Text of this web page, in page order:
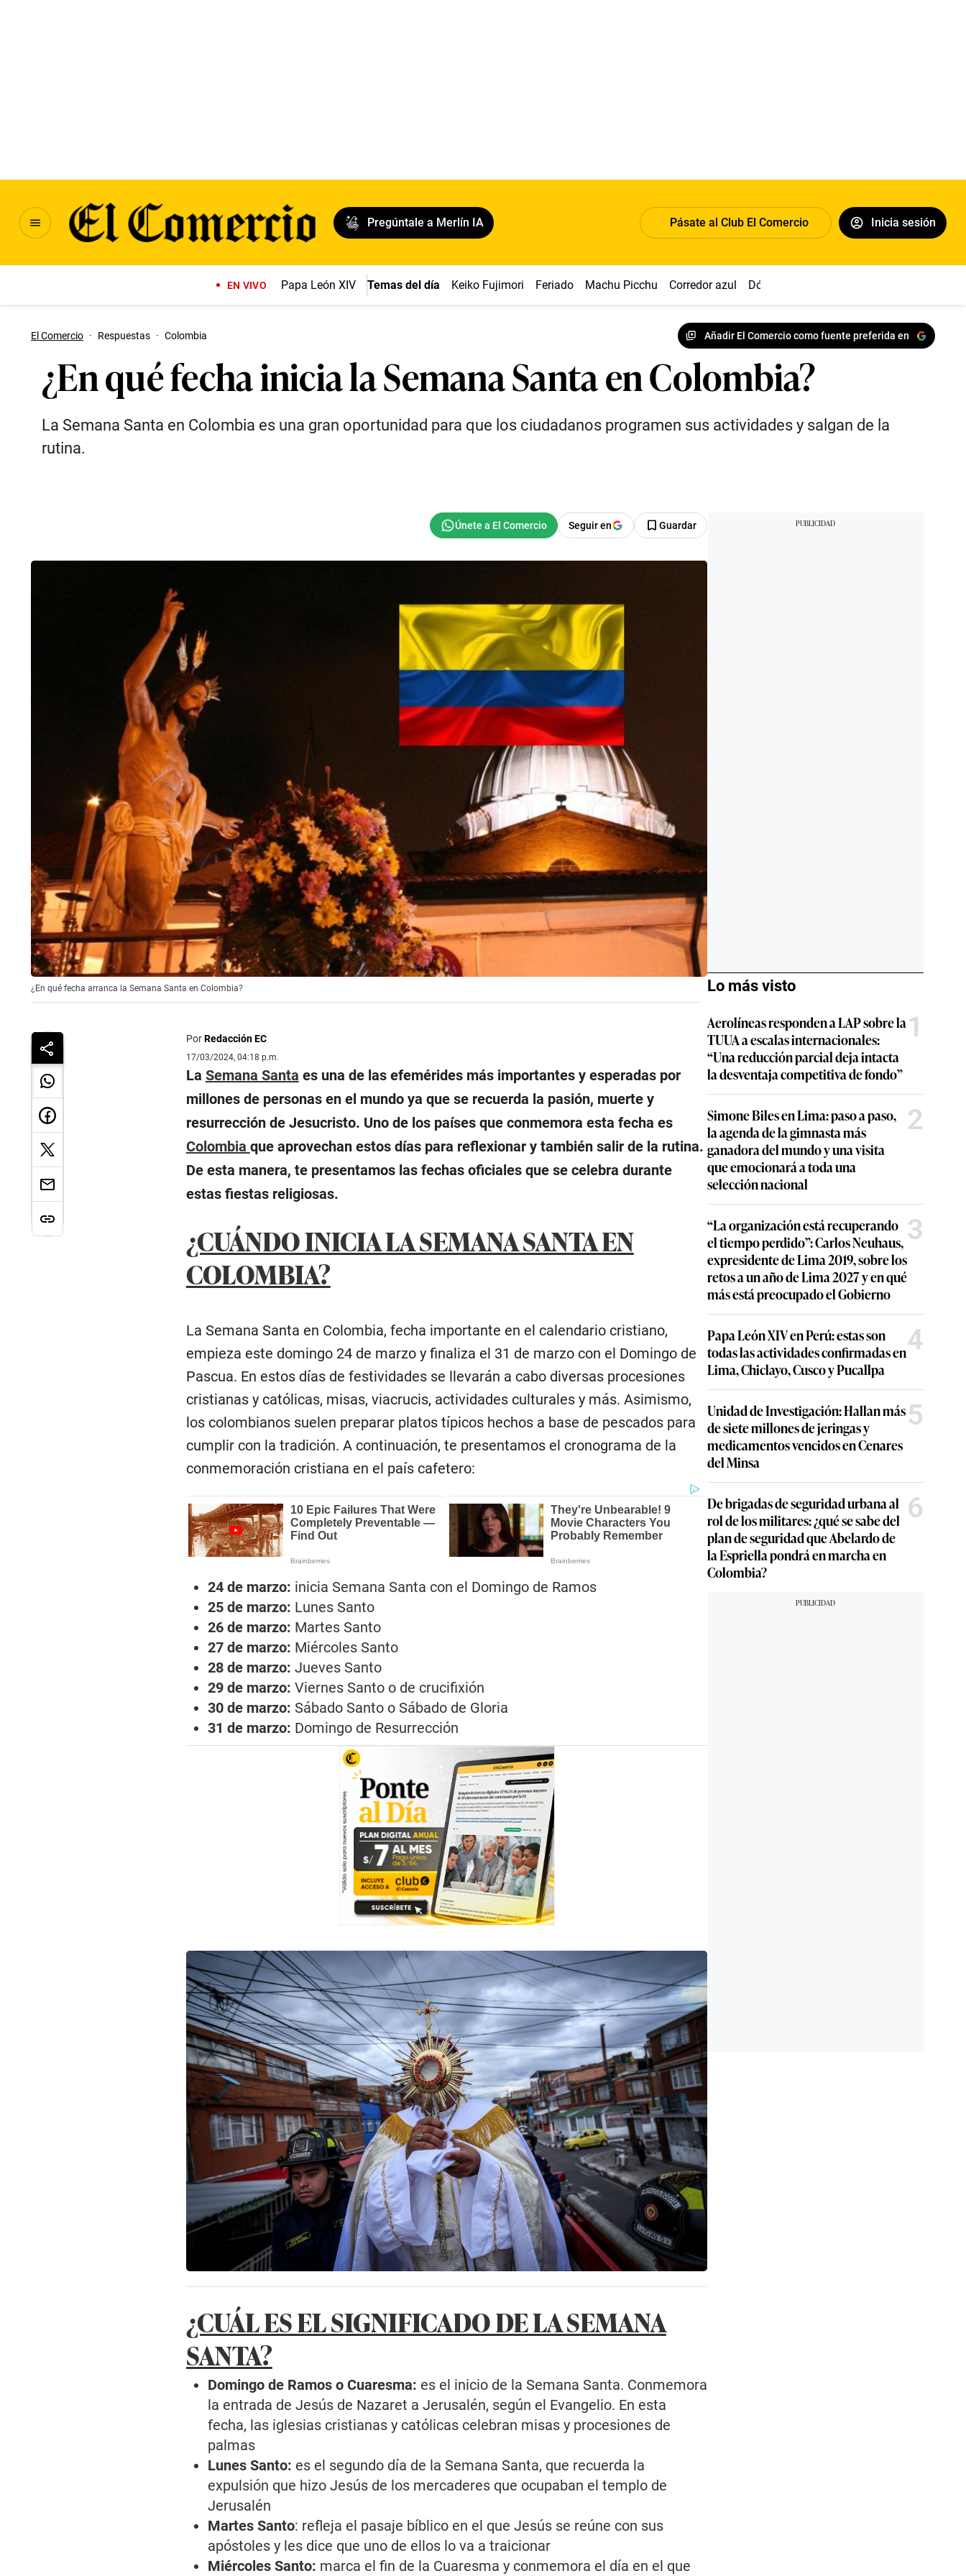
Pregúntale a Merlín IA Pásate al Club El Comercio Inicia sesión
EN VIVO Papa León XIV Temas del día Keiko Fujimori Feriado Machu Picchu Corredor azul Dólar
El Comercio · Respuestas · Colombia Añadir El Comercio como fuente preferida en
¿En qué fecha inicia la Semana Santa en Colombia?
La Semana Santa en Colombia es una gran oportunidad para que los ciudadanos programen sus actividades y salgan de la
rutina.
Seguir en Guardar
¿En qué fecha arranca la Semana Santa en Colombia?
PorRedacción EC
17/03/2024, 04:18 p.m.
La Semana Santa es una de las efemérides más importantes y esperadas por
millones de personas en el mundo ya que se recuerda la pasión, muerte y
resurrección de Jesucristo. Uno de los países que conmemora esta fecha es
Colombia que aprovechan estos días para reflexionar y también salir de la rutina.
De esta manera, te presentamos las fechas oficiales que se celebra durante
estas fiestas religiosas.
¿CUÁNDO INICIA LA SEMANA SANTA EN
COLOMBIA?
La Semana Santa en Colombia, fecha importante en el calendario cristiano,
empieza este domingo 24 de marzo y finaliza el 31 de marzo con el Domingo de
Pascua. En estos días de festividades se llevarán a cabo diversas procesiones
cristianas y católicas, misas, viacrucis, actividades culturales y más. Asimismo,
los colombianos suelen preparar platos típicos hechos a base de pescados para
cumplir con la tradición. A continuación, te presentamos el cronograma de la
conmemoración cristiana en el país cafetero:
24 de marzo: inicia Semana Santa con el Domingo de Ramos
25 de marzo: Lunes Santo
26 de marzo: Martes Santo
27 de marzo: Miércoles Santo
28 de marzo: Jueves Santo
29 de marzo: Viernes Santo o de crucifixión
30 de marzo: Sábado Santo o Sábado de Gloria
31 de marzo: Domingo de Resurrección
¿CUÁL ES EL SIGNIFICADO DE LA SEMANA
SANTA?
Domingo de Ramos o Cuaresma: es el inicio de la Semana Santa. Conmemora
la entrada de Jesús de Nazaret a Jerusalén, según el Evangelio. En esta
fecha, las iglesias cristianas y católicas celebran misas y procesiones de
palmas
Lunes Santo: es el segundo día de la Semana Santa, que recuerda la
expulsión que hizo Jesús de los mercaderes que ocupaban el templo de
Jerusalén
Martes Santo: refleja el pasaje bíblico en el que Jesús se reúne con sus
apóstoles y les dice que uno de ellos lo va a traicionar
Miércoles Santo: marca el fin de la Cuaresma y conmemora el día en el que
Lo más visto
Aerolíneas responden a LAP sobre la
TUUA a escalas internacionales:
“Una reducción parcial deja intacta
la desventaja competitiva de fondo”
1
Simone Biles en Lima: paso a paso,
la agenda de la gimnasta más
ganadora del mundo y una visita
que emocionará a toda una
selección nacional
2
“La organización está recuperando
el tiempo perdido”: Carlos Neuhaus,
expresidente de Lima 2019, sobre los
retos a un año de Lima 2027 y en qué
más está preocupado el Gobierno
3
Papa León XIV en Perú: estas son
todas las actividades confirmadas en
Lima, Chiclayo, Cusco y Pucallpa
4
Unidad de Investigación: Hallan más
de siete millones de jeringas y
medicamentos vencidos en Cenares
del Minsa
5
De brigadas de seguridad urbana al
rol de los militares: ¿qué se sabe del
plan de seguridad que Abelardo de
la Espriella pondrá en marcha en
Colombia?
6